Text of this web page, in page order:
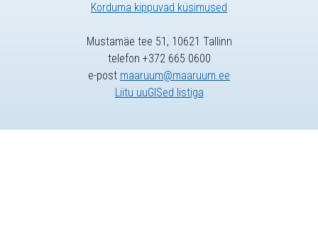
Korduma kippuvad küsimused
Mustamäe tee 51, 10621 Tallinn
telefon +372 665 0600
e-post maaruum@maaruum.ee
Liitu uuGISed listiga